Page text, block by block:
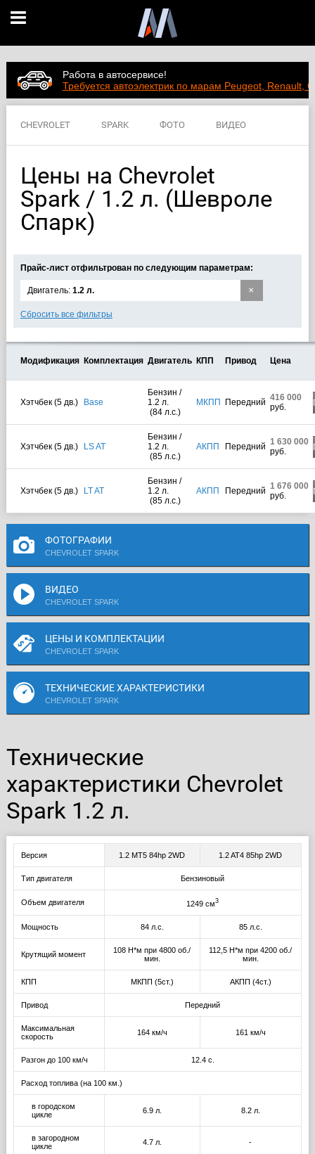
Работа в автосервисе!
Требуется автоэлектрик по марам Peugeot, Renault,
CHEVROLET SPARK ФОТО ВИДЕО
ХАРАКТЕРИСТИКИ
Цены на Chevrolet
Spark / 1.2 л. (Шевроле
Спарк)
Прайс-лист отфильтрован по следующим параметрам:
×
Двигатель: 1.2 л.
Сбросить все фильтры
Модификация Комплектация Двигатель КПП Привод Цена
Хэтчбек (5 дв.) Base
Бензин /
1.2 л.
(84 л.с.)
МКПП Передний 416 000
руб.
Хэтчбек (5 дв.) LS AT
Бензин /
1.2 л.
(85 л.с.)
АКПП Передний 1 630 000
руб.
Хэтчбек (5 дв.) LT AT
Бензин /
1.2 л.
(85 л.с.)
АКПП Передний 1 676 000
руб.
ФОТОГРАФИИ
CHEVROLET SPARK
ВИДЕО
CHEVROLET SPARK
ЦЕНЫ И КОМПЛЕКТАЦИИ
CHEVROLET SPARK
ТЕХНИЧЕСКИЕ ХАРАКТЕРИСТИКИ
CHEVROLET SPARK
Технические
характеристики Chevrolet
Spark 1.2 л.
Версия 1.2 MT5 84hp 2WD 1.2 AT4 85hp 2WD
Тип двигателя Бензиновый
Объем двигателя 1249 см3
Мощность 84 л.с. 85 л.с.
Крутящий момент
108 Н*м при 4800 об./
мин.
112,5 Н*м при 4200 об./
мин.
КПП МКПП (5ст.) АКПП (4ст.)
Привод Передний
Максимальная
скорость
164 км/ч 161 км/ч
Разгон до 100 км/ч 12.4 с.
Расход топлива (на 100 км.)
в городском
цикле
6.9 л. 8.2 л.
в загородном
цикле
4.7 л. -